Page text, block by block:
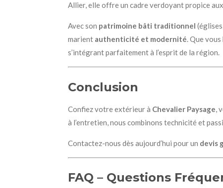
Allier, elle offre un cadre verdoyant propice
Avec son patrimoine bâti traditionnel
marient authenticité et modernité. Que
s’intégrant parfaitement à l’esprit de la région.
Conclusion
Confiez votre extérieur à Chevalier Paysage ,
à l’entretien, nous combinons technicité et
Contactez-nous dès aujourd’hui pour un devis
FAQ – Questions